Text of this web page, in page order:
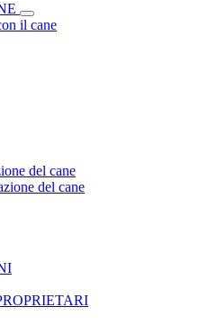
il cane
del cane
del cane